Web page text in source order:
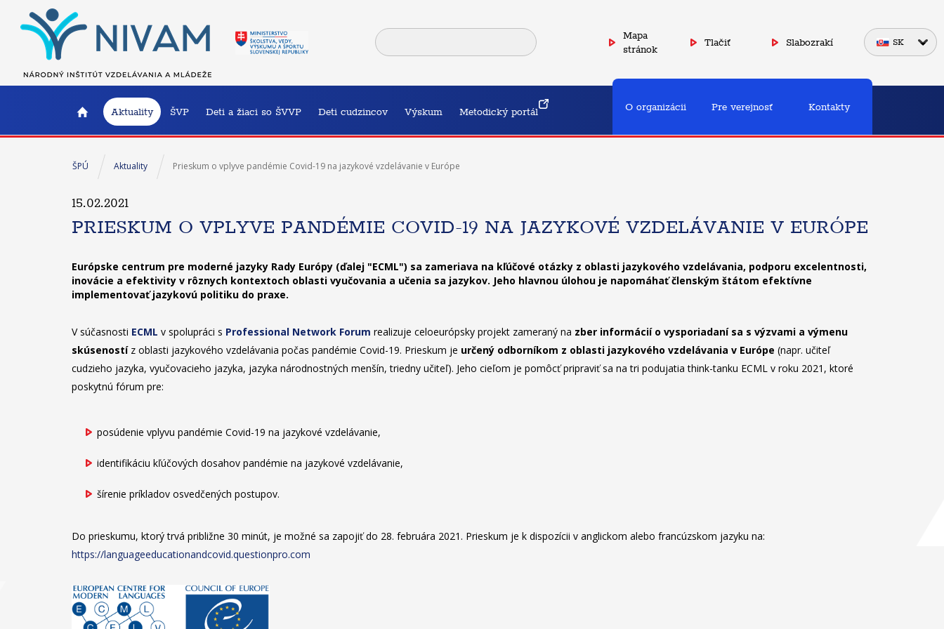
Mapa
stránok
Tlačiť Slabozrakí SK
Aktuality ŠVP Deti a žiaci so ŠVVP Deti cudzincov Výskum Metodický portál O organizácii Pre verejnosť Kontakty
ŠPÚ Aktuality Prieskum o vplyve pandémie Covid-19 na jazykové vzdelávanie v Európe
15.02.2021
PRIESKUM O VPLYVE PANDÉMIE COVID-19 NA JAZYKOVÉ VZDELÁVANIE V EURÓPE
Európske centrum pre moderné jazyky Rady Európy (ďalej "ECML") sa zameriava na kľúčové otázky z oblasti jazykového vzdelávania, podporu excelentnosti,
inovácie a efektivity v rôznych kontextoch oblasti vyučovania a učenia sa jazykov. Jeho hlavnou úlohou je napomáhať členským štátom efektívne
implementovať jazykovú politiku do praxe.
V súčasnosti ECML v spolupráci s Professional Network Forum realizuje celoeurópsky projekt zameraný na zber informácií o vysporiadaní sa s výzvami a výmenu
skúsenostíz oblasti jazykového vzdelávania počas pandémie Covid-19. Prieskum je určený odborníkom z oblasti jazykového vzdelávania v Európe (napr. učiteľ
cudzieho jazyka, vyučovacieho jazyka, jazyka národnostných menšín, triedny učiteľ). Jeho cieľom je pomôcť pripraviť sa na tri podujatia think-tanku ECML v roku 2021, ktoré
poskytnú fórum pre:
posúdenie vplyvu pandémie Covid-19 na jazykové vzdelávanie,
identifikáciu kľúčových dosahov pandémie na jazykové vzdelávanie,
šírenie príkladov osvedčených postupov.
Do prieskumu, ktorý trvá približne 30 minút, je možné sa zapojiť do 28. februára 2021. Prieskum je k dispozícii v anglickom alebo francúzskom jazyku na:
https://languageeducationandcovid.questionpro.com